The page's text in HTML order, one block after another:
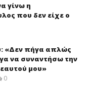
γίνω η
που δεν είχε ο
«Δεν πήγα απλώς
να συναντήσω την
μου»
0